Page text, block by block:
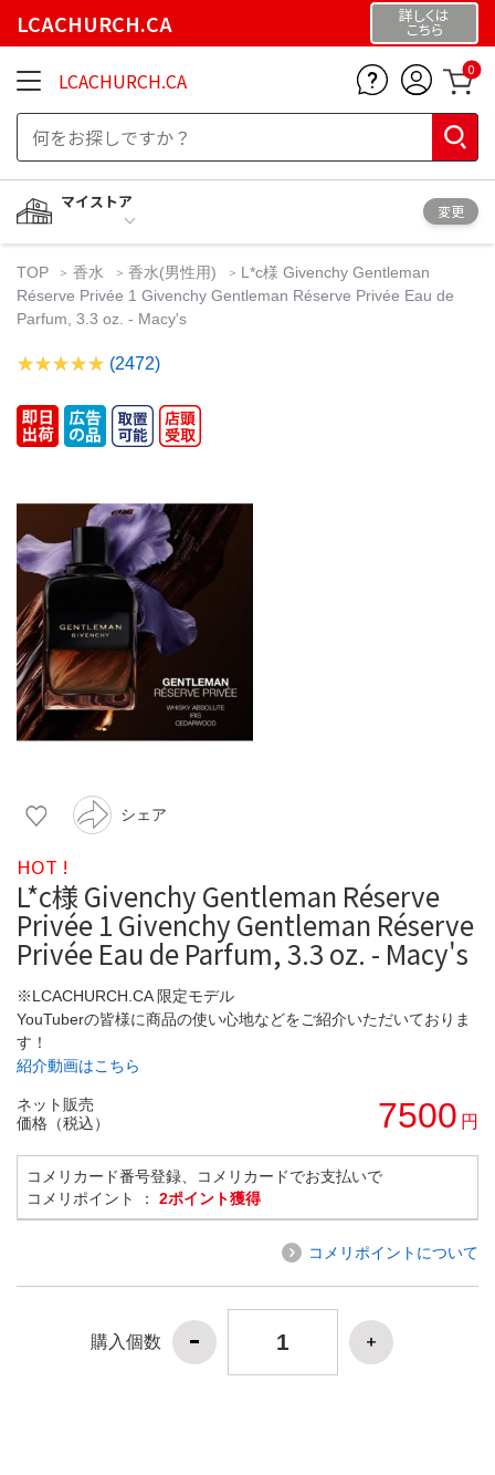
LCACHURCH.CA 詳しくは
こちら
LCACHURCH.CA 0
マイストア
変更
TOP 香水 香水(男性用)
L*c様 Givenchy Gentleman
Réserve Privée 1 Givenchy Gentleman Réserve Privée Eau de
Parfum, 3.3 oz. - Macy's
(2472)
シェア
HOT !
L*c様 Givenchy Gentleman Réserve
Privée 1 Givenchy Gentleman Réserve
Privée Eau de Parfum, 3.3 oz. - Macy's
※LCACHURCH.CA 限定モデル
YouTuberの皆様に商品の使い心地などをご紹介いただいておりま
す！
紹介動画はこちら
ネット販売
価格（税込）
7500 円
コメリカード番号登録、コメリカードでお支払いで
コメリポイント ： 2ポイント獲得
コメリポイントについて
購入個数